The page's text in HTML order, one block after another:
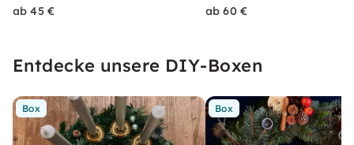
ab 45 € ab 60 €
Entdecke unsere DIY-Boxen
Box Box